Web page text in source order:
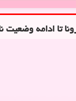
تا ادامه وضعیت